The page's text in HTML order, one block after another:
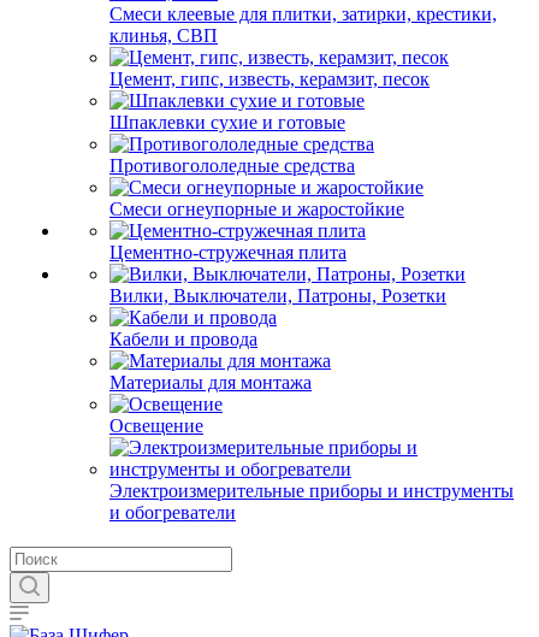
Смеси клеевые для плитки, затирки, крестики,
клинья, СВП
Цемент, гипс, известь, керамзит, песок
Шпаклевки сухие и готовые
Противогололедные средства
Смеси огнеупорные и жаростойкие
Цементно-стружечная плита
Вилки, Выключатели, Патроны, Розетки
Кабели и провода
Материалы для монтажа
Освещение
Электроизмерительные приборы и инструменты
и обогреватели